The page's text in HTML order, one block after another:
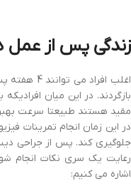
زندگی پس از عمل
اغلب
بازگردند. در این میان
مقید هستند طبیعتا سرعت
در این زمان انجام تمرینات
جلوگیری کند. پس از جراحی
رعایت یک سری نکات انجام
اشاره می کنیم: